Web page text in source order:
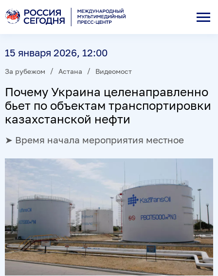
15 января 2026, 12:00
За рубежом Астана Видеомост
Почему Украина целенаправленно
бьет по объектам транспортировки
казахстанской нефти
➤ Время начала мероприятия местное